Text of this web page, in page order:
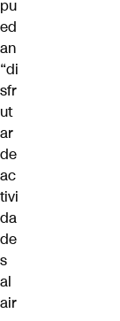
pu
ed
an
“di
sfr
ut
ar
de
ac
tivi
da
de
s
al
air